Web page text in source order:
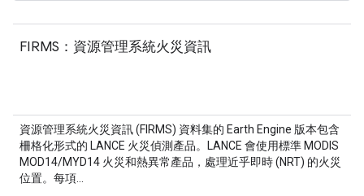
FIRMS：資源管理系統火災資訊
資源管理系統火災資訊 (FIRMS) 資料集的 Earth Engine 版本包含
柵格化形式的 LANCE 火災偵測產品。LANCE 會使用標準 MODIS
MOD14/MYD14 火災和熱異常產品，處理近乎即時 (NRT) 的火災
位置。每項…